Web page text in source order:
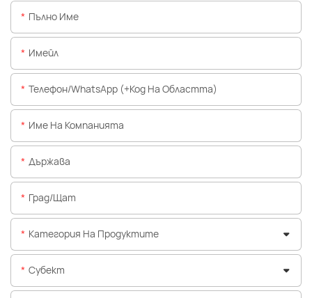
Пълно Име
Имейл
Телефон/WhatsApp (+Код На Областта)
Име На Компанията
Държава
Град/щат
Категория На Продуктите
Субект